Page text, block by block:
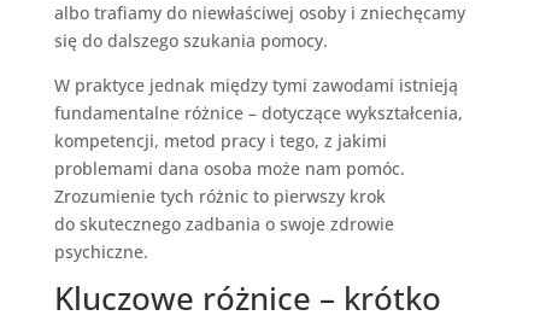
albo trafiamy do niewłaściwej osoby i zniechęcamy
się do dalszego szukania pomocy.
W praktyce jednak między tymi zawodami istnieją
fundamentalne różnice – dotyczące wykształcenia,
kompetencji, metod pracy i tego, z jakimi
problemami dana osoba może nam pomóc.
Zrozumienie tych różnic to pierwszy krok
do skutecznego zadbania o swoje zdrowie
psychiczne.
Kluczowe różnice – krótko